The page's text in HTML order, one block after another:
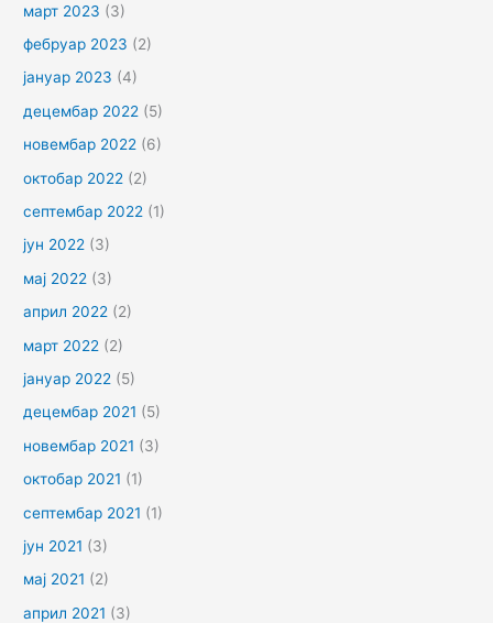
март 2023 (3)
фебруар 2023 (2)
јануар 2023 (4)
децембар 2022 (5)
новембар 2022 (6)
октобар 2022 (2)
септембар 2022 (1)
јун 2022 (3)
мај 2022 (3)
април 2022 (2)
март 2022 (2)
јануар 2022 (5)
децембар 2021 (5)
новембар 2021 (3)
октобар 2021 (1)
септембар 2021 (1)
јун 2021 (3)
мај 2021 (2)
април 2021 (3)